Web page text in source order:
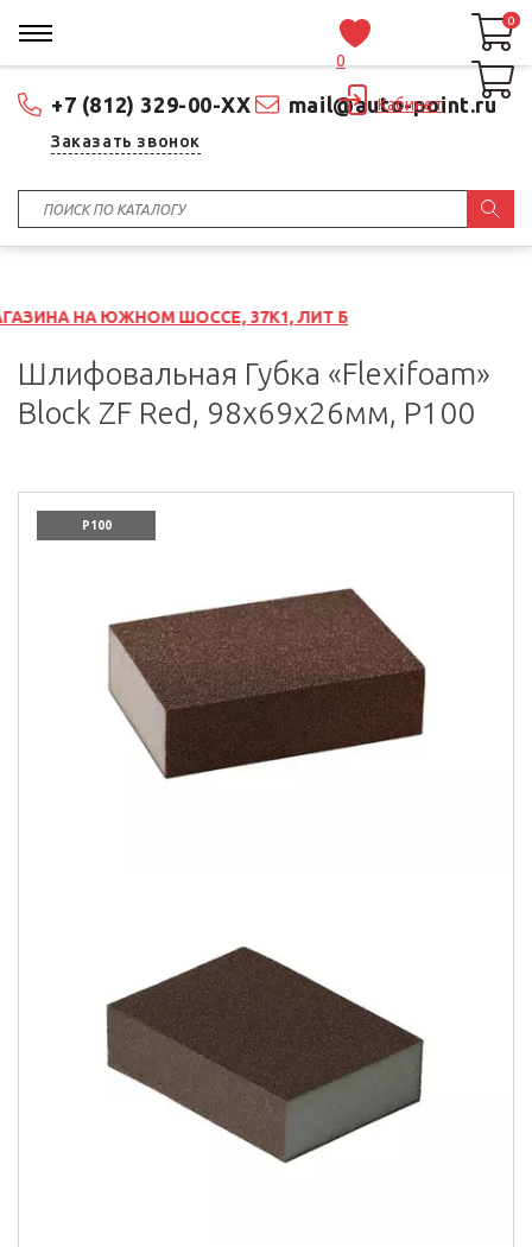
+7 (812) 329-00-XX mail@auto-point.ru
Заказать звонок
0
Кабинет
0
0
ШОССЕ, 37К1, ЛИТ Б
Шлифовальная Губка «Flexifoam»
Block ZF Red, 98x69x26мм, P100
P100